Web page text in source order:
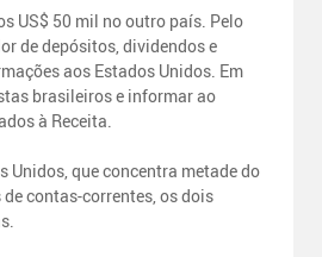
US$ 50 mil no outro país. Pelo
de depósitos, dividendos e
aos Estados Unidos. Em
brasileiros e informar ao
à Receita.
que concentra metade do
contas-correntes, os dois